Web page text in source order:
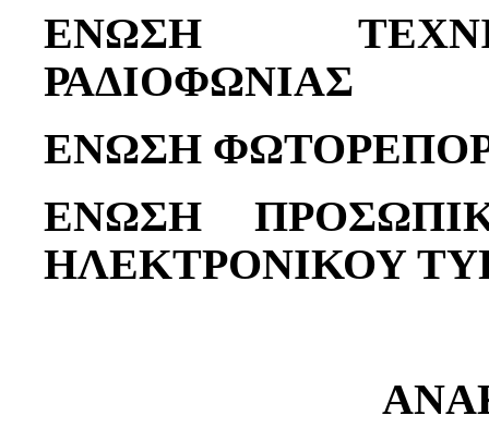
ΕΝΩΣΗ
ΡΑΔΙΟΦΩΝΙΑΣ
ΕΝΩΣΗ
ΕΝΩΣΗ
ΗΛΕΚΤΡΟΝΙΚΟΥ